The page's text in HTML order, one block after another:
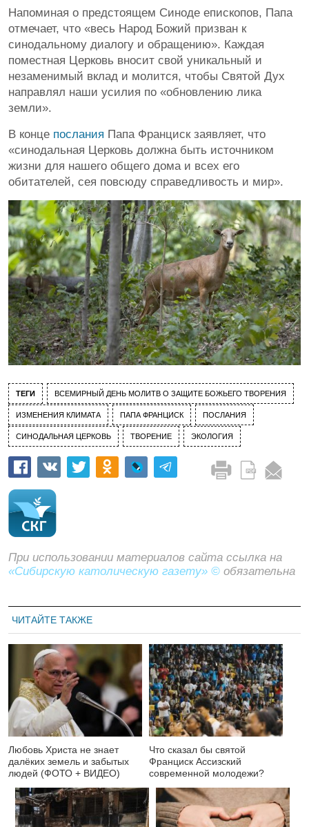
Напоминая о предстоящем Синоде епископов, Папа
отмечает, что «весь Народ Божий призван к
синодальному диалогу и обращению». Каждая
поместная Церковь вносит свой уникальный и
незаменимый вклад и молится, чтобы Святой Дух
направлял наши усилия по «обновлению лика
земли».
В конце послания Папа Франциск заявляет, что
«синодальная Церковь должна быть источником
жизни для нашего общего дома и всех его
обитателей, сея повсюду справедливость и мир».
ТЕГИ ВСЕМИРНЫЙ ДЕНЬ МОЛИТВ О ЗАЩИТЕ БОЖЬЕГО ТВОРЕНИЯ
ИЗМЕНЕНИЯ КЛИМАТА ПАПА ФРАНЦИСК ПОСЛАНИЯ
СИНОДАЛЬНАЯ ЦЕРКОВЬ ТВОРЕНИЕ ЭКОЛОГИЯ
При использовании материалов сайта ссылка на
«Сибирскую католическую газету» © обязательна
ЧИТАЙТЕ ТАКЖЕ
Любовь Христа не знает
далёких земель и забытых
людей (ФОТО + ВИДЕО)
Что сказал бы святой
Франциск Ассизский
современной молодежи?